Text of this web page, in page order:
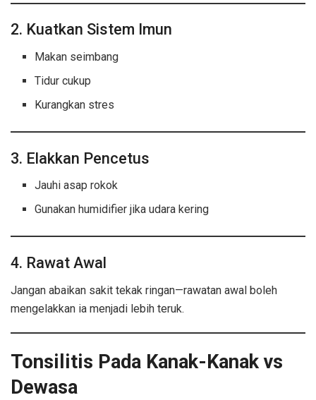
2. Kuatkan Sistem Imun
Makan seimbang
Tidur cukup
Kurangkan stres
3. Elakkan Pencetus
Jauhi asap rokok
Gunakan humidifier jika udara kering
4. Rawat Awal
Jangan abaikan sakit tekak ringan—rawatan awal boleh
mengelakkan ia menjadi lebih teruk.
Tonsilitis Pada Kanak-Kanak vs
Dewasa